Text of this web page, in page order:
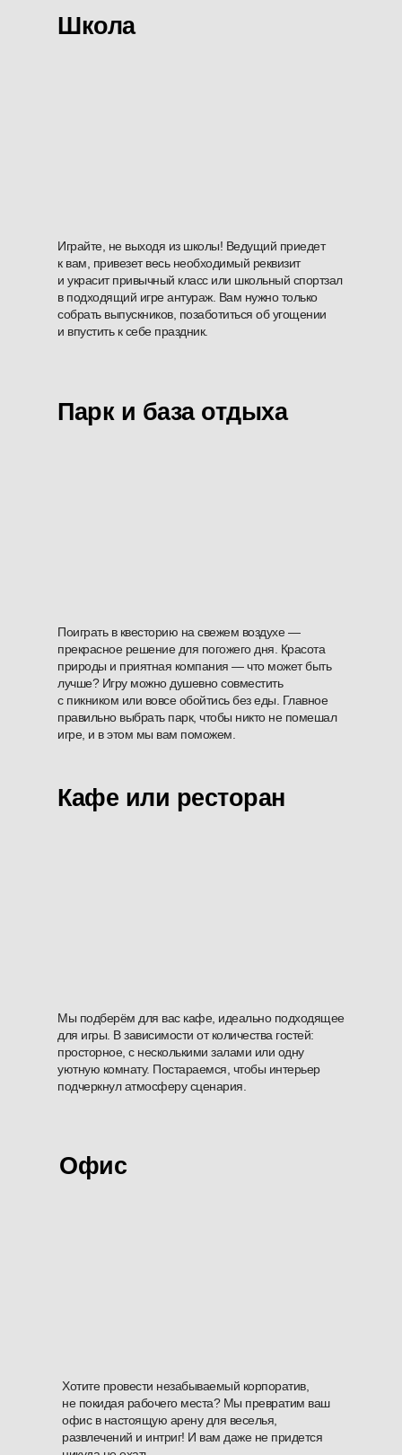
Играйте, не выходя из школы! Ведущий приедет
к вам, привезет весь необходимый реквизит
и украсит привычный класс или школьный спортзал
в подходящий игре антураж. Вам нужно только
собрать выпускников, позаботиться об угощении
и впустить к себе праздник.
Школа
Поиграть в квесторию на свежем воздухе —
прекрасное решение для погожего дня. Красота
природы и приятная компания — что может быть
лучше? Игру можно душевно совместить
с пикником или вовсе обойтись без еды. Главное
правильно выбрать парк, чтобы никто не помешал
игре, и в этом мы вам поможем.
Парк и база отдыха
Мы подберём для вас кафе, идеально подходящее
для игры. В зависимости от количества гостей:
просторное, с несколькими залами или одну
уютную комнату. Постараемся, чтобы интерьер
подчеркнул атмосферу сценария.
Кафе или ресторан
Хотите провести незабываемый корпоратив,
не покидая рабочего места? Мы превратим ваш
офис в настоящую арену для веселья,
развлечений и интриг! И вам даже не придется
Офис